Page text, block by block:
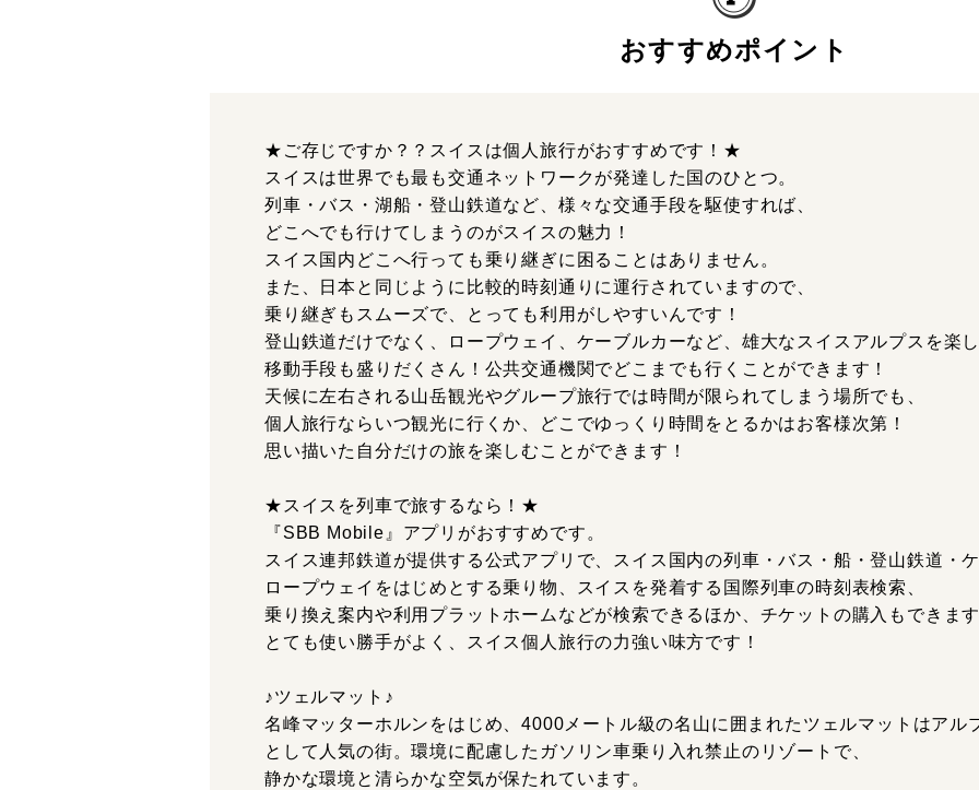
おすすめポイント
★ご存じですか？？スイスは個人旅行がおすすめです！★
スイスは世界でも最も交通ネットワークが発達した国のひとつ。
列車・バス・湖船・登山鉄道など、様々な交通手段を駆使すれば、
どこへでも行けてしまうのがスイスの魅力！
スイス国内どこへ行っても乗り継ぎに困ることはありません。
また、日本と同じように比較的時刻通りに運行されていますので、
乗り継ぎもスムーズで、とっても利用がしやすいんです！
登山鉄道だけでなく、ロープウェイ、ケーブルカーなど、雄大なスイスアルプスを楽
移動手段も盛りだくさん！公共交通機関でどこまでも行くことができます！
天候に左右される山岳観光やグループ旅行では時間が限られてしまう場所でも、
個人旅行ならいつ観光に行くか、どこでゆっくり時間をとるかはお客様次第！
思い描いた自分だけの旅を楽しむことができます！
★スイスを列車で旅するなら！★
『SBB Mobile』アプリがおすすめです。
スイス連邦鉄道が提供する公式アプリで、スイス国内の列車・バス・船・登山鉄道・
ロープウェイをはじめとする乗り物、スイスを発着する国際列車の時刻表検索、
乗り換え案内や利用プラットホームなどが検索できるほか、チケットの購入もできま
とても使い勝手がよく、スイス個人旅行の力強い味方です！
♪ツェルマット♪
名峰マッターホルンをはじめ、4000メートル級の名山に囲まれたツェルマットはアル
として人気の街。環境に配慮したガソリン車乗り入れ禁止のリゾートで、
静かな環境と清らかな空気が保たれています。